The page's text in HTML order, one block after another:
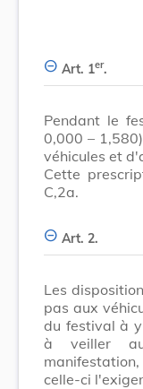
Art. 1er.
Pendant le
0,000 –
véhicules et
Cette
C,2a.
Art. 2.
Les
pas aux
du festival à
à veiller
celle-ci